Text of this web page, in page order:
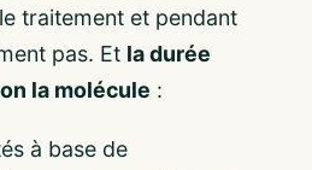
traitement et pendant
pas. Et la durée
la molécule :
à base de